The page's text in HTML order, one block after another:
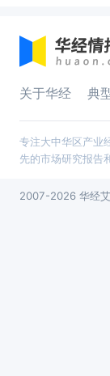
关于华经 典
专注大中华区产业
先的市场研究报告
2007-2026 华经